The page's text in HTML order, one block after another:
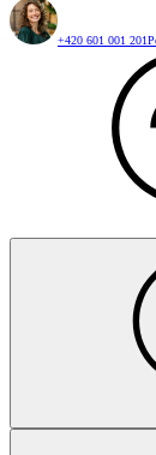
+420 601 001 201